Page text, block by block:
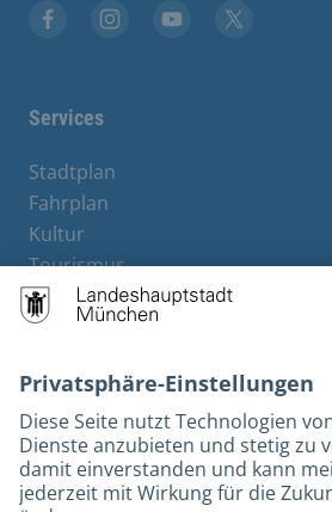
Services
Stadtplan
Fahrplan
Kultur
Tourismus
M-Strom
Bürgerservice
Kontakt
Barrierefreiheit